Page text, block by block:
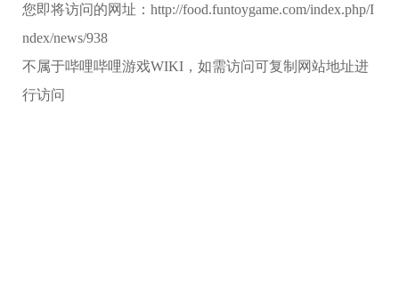
您即将访问的网址： http://food.funtoygame.com/index.php/I
ndex/news/938
不属于哔哩哔哩游戏WIKI，如需访问可复制网站地址进
行访问